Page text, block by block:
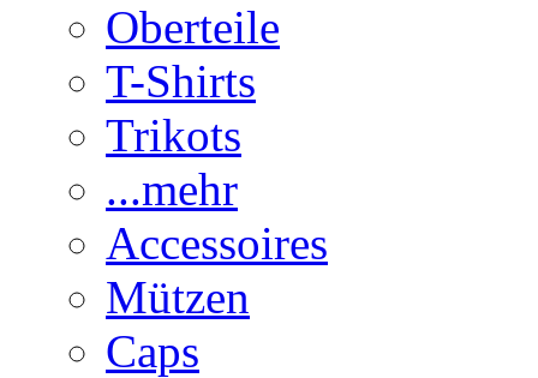
Oberteile
T-Shirts
Trikots
...mehr
Accessoires
Mützen
Caps